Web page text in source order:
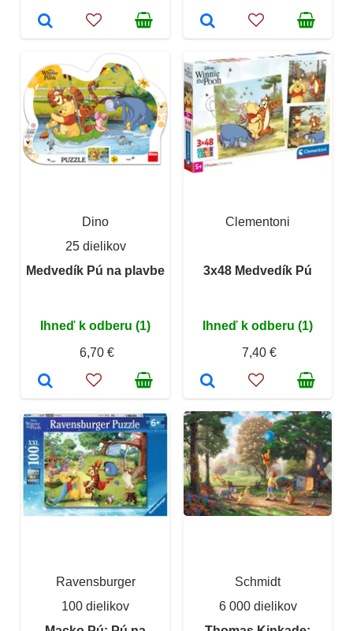
Dino
25 dielikov
Medvedík Pú na plavbe
Ihneď k odberu (1)
6,70 €
Clementoni
3x48 Medvedík Pú
Ihneď k odberu (1)
7,40 €
Ravensburger
100 dielikov
Schmidt
6 000 dielikov